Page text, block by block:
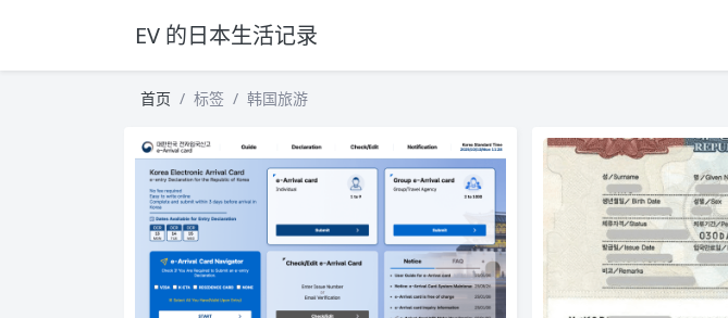
EV 的日本生活记录
首页 标签 韩国旅游